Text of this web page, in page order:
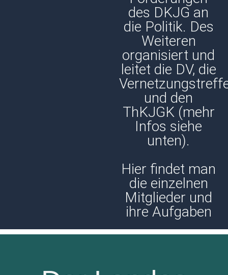
des DKJG an
die Politik. Des
Weiteren
organisiert und
leitet die DV, die
und den
ThKJGK (mehr
Infos siehe
unten).
Hier findet man
die einzelnen
Mitglieder und
ihre Aufgaben